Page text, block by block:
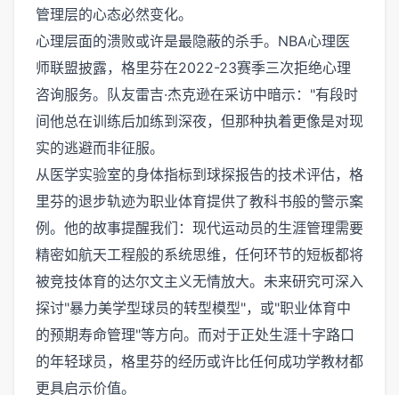
管理层的心态必然变化。
心理层面的溃败或许是最隐蔽的杀手。NBA心理医
师联盟披露，格里芬在2022-23赛季三次拒绝心理
咨询服务。队友雷吉·杰克逊在采访中暗示："有段时
间他总在训练后加练到深夜，但那种执着更像是对现
实的逃避而非征服。
从医学实验室的身体指标到球探报告的技术评估，格
里芬的退步轨迹为职业体育提供了教科书般的警示案
例。他的故事提醒我们：现代运动员的生涯管理需要
精密如航天工程般的系统思维，任何环节的短板都将
被竞技体育的达尔文主义无情放大。未来研究可深入
探讨"暴力美学型球员的转型模型"，或"职业体育中
的预期寿命管理"等方向。而对于正处生涯十字路口
的年轻球员，格里芬的经历或许比任何成功学教材都
更具启示价值。